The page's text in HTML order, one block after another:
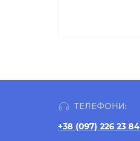
ТЕЛЕФОНИ:
+38 (097) 226 23 84